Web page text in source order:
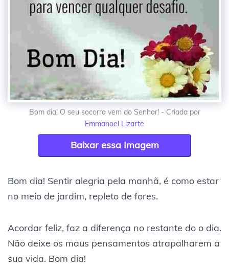
Bom dia! O seu socorro vem do Senhor! - Criada por
Emmanoel Lizarte
Baixar essa Imagem
Bom dia! Sentir alegria pela manhã, é como estar
no meio de jardim, repleto de fores.
Acordar feliz, faz a diferença no restante do o dia.
Não deixe os maus pensamentos atrapalharem a
sua vida. Bom dia!